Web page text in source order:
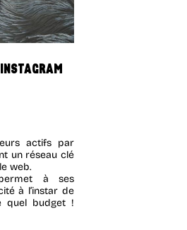
actifs par
un réseau clé
web.
à ses
à l’instar de
quel budget !